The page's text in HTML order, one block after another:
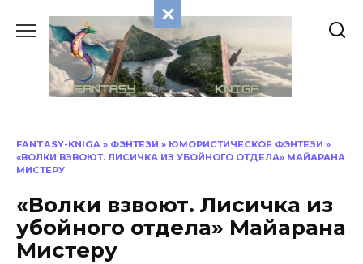
содержанию
FANTASY-KNIGA » ФЭНТЕЗИ » ЮМОРИСТИЧЕСКОЕ ФЭНТЕЗИ »
«ВОЛКИ ВЗВОЮТ. ЛИСИЧКА ИЗ УБОЙНОГО ОТДЕЛА» МАЙАРАНА
МИСТЕРУ
«Волки взвоют. Лисичка из
убойного отдела» Майарана
Мистеру